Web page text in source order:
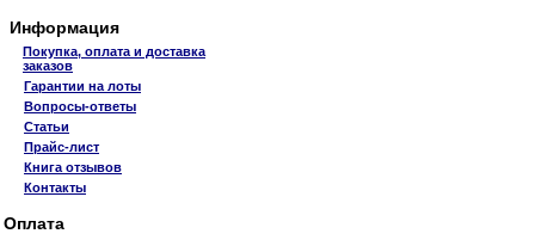
Информация
Покупка, оплата и доставка
заказов
Гарантии на лоты
Вопросы-ответы
Статьи
Прайс-лист
Книга отзывов
Контакты
Оплата